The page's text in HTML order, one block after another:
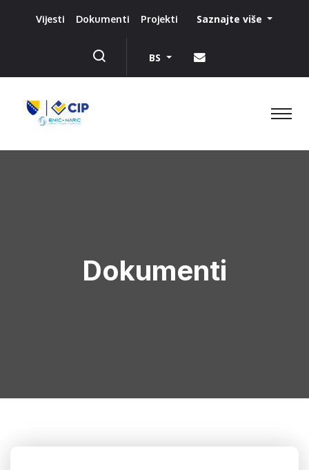
Vijesti Dokumenti Projekti Saznajte više
BS
Dokumenti